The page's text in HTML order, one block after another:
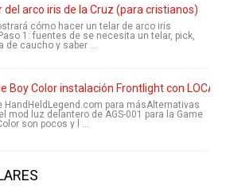
del arco iris de la Cruz (para cristianos)
cómo hacer un telar de arco iris
1: fuentes de se necesita un telar, pick,
de caucho y saber ...
Boy Color instalación Frontlight con LOCA
HandHeldLegend.com para másAlternativas
mod luz delantero de AGS-001 para la Game
son pocos y l ...